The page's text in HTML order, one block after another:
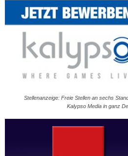
Stellenanzeige: Freie Stellen an sechs
Kalypso Media in ganz